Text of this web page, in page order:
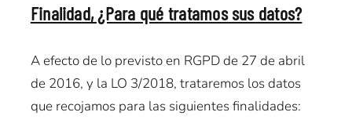
Finalidad, ¿Para qué tratamos sus datos?
A efecto de lo previsto en RGPD de 27 de abril
de 2016, y la LO 3/2018, trataremos los datos
que recojamos para las siguientes finalidades: